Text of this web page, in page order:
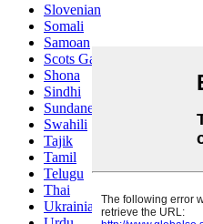
Slovenian
Somali
Samoan
Scots Gaelic
Shona
Sindhi
Sundanese
Swahili
Tajik
Tamil
Telugu
Thai
Ukrainian